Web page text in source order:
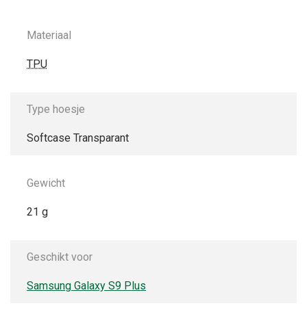
Materiaal
TPU
Type hoesje
Softcase Transparant
Gewicht
21 g
Geschikt voor
Samsung Galaxy S9 Plus